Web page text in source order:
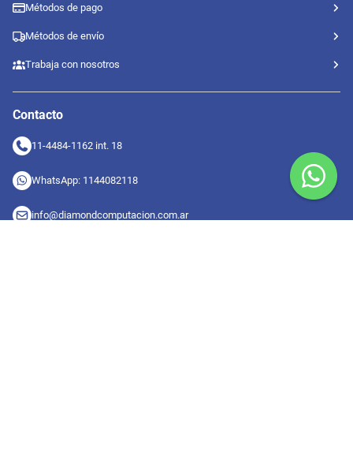
Métodos de pago
Métodos de envío
Trabaja con nosotros
Contacto
11-4484-1162 int. 18
WhatsApp: 1144082118
info@diamondcomputacion.com.ar